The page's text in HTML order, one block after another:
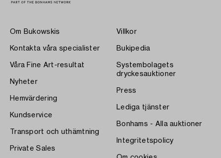
Om Bukowskis
Kontakta våra specialister
Våra Fine Art-resultat
Nyheter
Hemvärdering
Kundservice
Transport och uthämtning
Private Sales
Villkor
Bukipedia
Systembolagets
dryckesauktioner
Press
Lediga tjänster
Bonhams - Alla auktioner
Integritetspolicy